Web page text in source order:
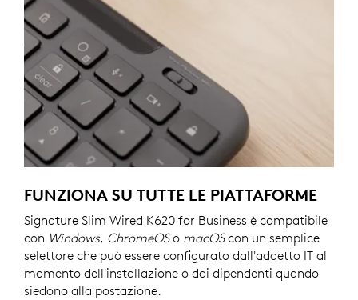
FUNZIONA SU TUTTE LE PIATTAFORME
Signature Slim Wired K620 for Business è compatibile
con Windows, ChromeOSo macOScon un semplice
selettore che può essere configurato dall'addetto IT al
momento dell'installazione o dai dipendenti quando
siedono alla postazione.